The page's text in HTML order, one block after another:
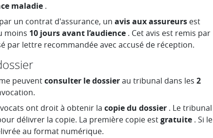
maladie .
un contrat d'assurance, un avis aux assureurs est
moins 10 jours avant l’audience . Cet avis est remis par
par lettre recommandée avec accusé de réception.
peuventconsulter le dossierau tribunal dans les 2
ont droit à obtenir la copie du dossier . Le tribunal
délivrer la copie. La première copie estgratuite . Si le
au format numérique.